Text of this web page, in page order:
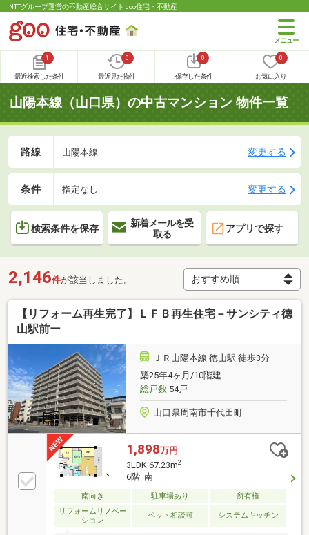
NTTグループ運営の不動産総合サイト goo住宅・不動産
1
最近検索した条件
0
最近見た物件
0
保存した条件
0
お気に入り
山陽本線（山口県）の中古マンション 物件一覧
路線 山陽本線 変更する
条件 指定なし 変更する
検索条件を保存
新着メールを受
取る
アプリで探す
2,146件が該当しました。
【リフォーム再生完了】ＬＦＢ再生住宅－サンシティ徳
山駅前ー
ＪＲ山陽本線 徳山駅 徒歩3分
築25年4ヶ月/10階建
総戸数54戸
山口県周南市千代田町
1,898万円
3LDK 67.23m2
6階 南
南向き 駐車場あり
所有権
リフォームリノベー
ション
ペット相談可 システムキッチン